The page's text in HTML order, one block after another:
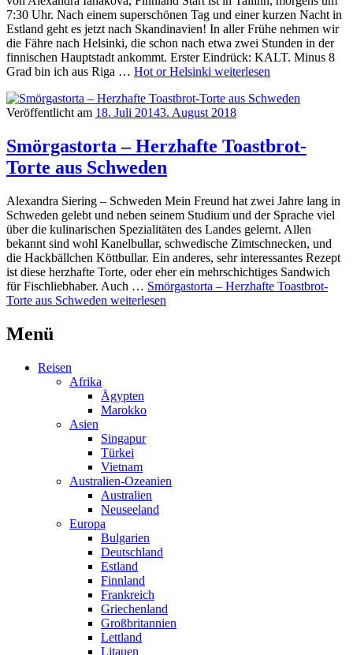
7:30 Uhr. Nach einem superschönen Tag und einer kurzen Nacht in
Estland geht es jetzt nach Skandinavien! In aller Frühe nehmen wir
die Fähre nach Helsinki, die schon nach etwa zwei Stunden in der
finnischen Hauptstadt ankommt. Erster Eindrück: KALT. Minus 8
Grad bin ich aus Riga … Hot or Helsinki weiterlesen
Veröffentlicht am 18. Juli 20143. August 2018
Smörgastorta – Herzhafte Toastbrot-
Torte aus Schweden
Alexandra Siering – Schweden Mein Freund hat zwei Jahre lang in
Schweden gelebt und neben seinem Studium und der Sprache viel
über die kulinarischen Spezialitäten des Landes gelernt. Allen
bekannt sind wohl Kanelbullar, schwedische Zimtschnecken, und
die Hackbällchen Köttbullar. Ein anderes, sehr interessantes Rezept
ist diese herzhafte Torte, oder eher ein mehrschichtiges Sandwich
für Fischliebhaber. Auch … Smörgastorta – Herzhafte Toastbrot-
Torte aus Schweden weiterlesen
Menü
Reisen
Afrika
Ägypten
Marokko
Asien
Singapur
Türkei
Vietnam
Australien-Ozeanien
Australien
Neuseeland
Europa
Bulgarien
Deutschland
Estland
Finnland
Frankreich
Griechenland
Großbritannien
Lettland
Litauen